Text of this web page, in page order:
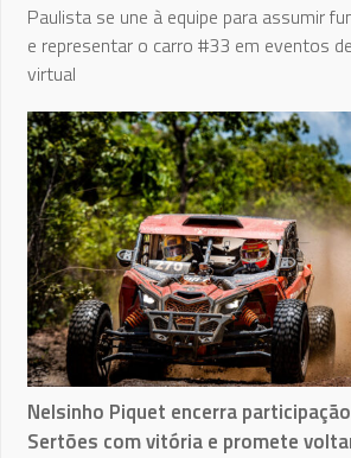
Paulista se une à equipe para assumir
e representar o carro #33 em eventos
virtual
Nelsinho Piquet encerra
Sertões com vitória e promete